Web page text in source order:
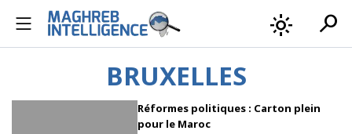
light_mode search
BRUXELLES
Réformes politiques : Carton plein
pour le Maroc